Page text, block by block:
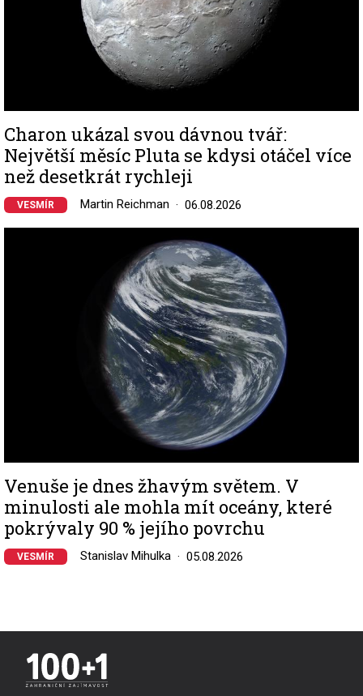
Charon ukázal svou dávnou tvář:
Největší měsíc Pluta se kdysi otáčel více
než desetkrát rychleji
VESMÍR Martin Reichman 06.08.2026
Venuše je dnes žhavým světem. V
minulosti ale mohla mít oceány, které
pokrývaly 90 % jejího povrchu
VESMÍR Stanislav Mihulka 05.08.2026